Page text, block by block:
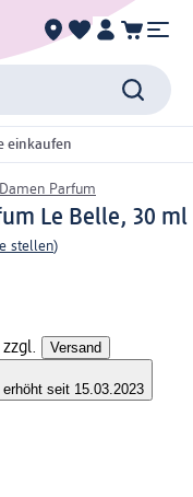
einkaufen
Damen Parfum
Le Belle, 30 ml
stellen)
Versand
seit 15.03.2023